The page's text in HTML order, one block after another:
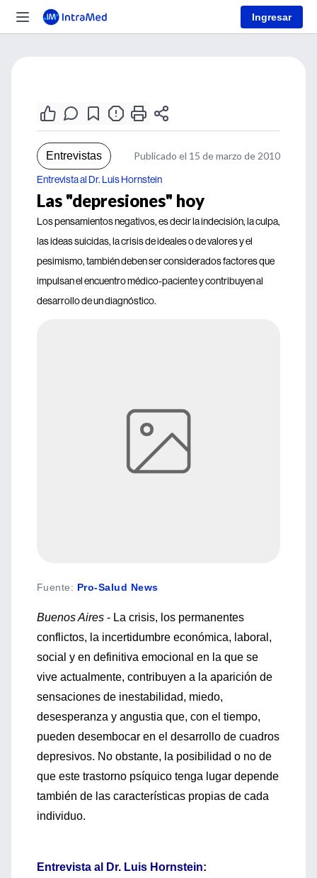
Ingresar
Entrevistas Publicado el 15 de marzo de 2010
Entrevista al Dr. Luis Hornstein
Las "depresiones" hoy
Los pensamientos negativos, es decir la indecisión, la culpa,
las ideas suicidas, la crisis de ideales o de valores y el
pesimismo, también deben ser considerados factores que
impulsan el encuentro médico-paciente y contribuyen al
desarrollo de un diagnóstico.
Fuente: Pro-Salud News
Buenos Aires - La crisis, los permanentes
conflictos, la incertidumbre económica, laboral,
social y en definitiva emocional en la que se
vive actualmente, contribuyen a la aparición de
sensaciones de inestabilidad, miedo,
desesperanza y angustia que, con el tiempo,
pueden desembocar en el desarrollo de cuadros
depresivos. No obstante, la posibilidad o no de
que este trastorno psíquico tenga lugar depende
también de las características propias de cada
individuo.
Entrevista al Dr. Luis Hornstein: